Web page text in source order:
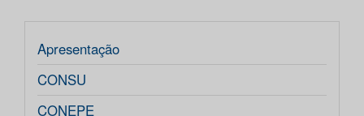
Apresentação
CONSU
CONEPE